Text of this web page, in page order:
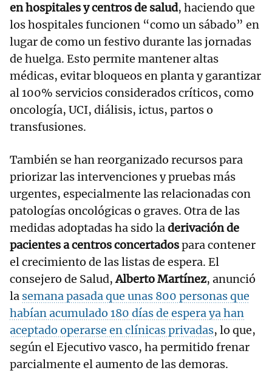
en hospitales y centros de salud, haciendo que
los hospitales funcionen “como un sábado” en
lugar de como un festivo durante las jornadas
de huelga. Esto permite mantener altas
médicas, evitar bloqueos en planta y garantizar
al 100% servicios considerados críticos, como
oncología, UCI, diálisis, ictus, partos o
transfusiones.
También se han reorganizado recursos para
priorizar las intervenciones y pruebas más
urgentes, especialmente las relacionadas con
patologías oncológicas o graves. Otra de las
medidas adoptadas ha sido laderivación de
pacientes a centros concertadospara contener
el crecimiento de las listas de espera. El
consejero de Salud,Alberto Martínez, anunció
la semana pasada que unas 800 personas que
habían acumulado 180 días de espera ya han
aceptado operarse en clínicas privadas, lo que,
según el Ejecutivo vasco, ha permitido frenar
parcialmente el aumento de las demoras.